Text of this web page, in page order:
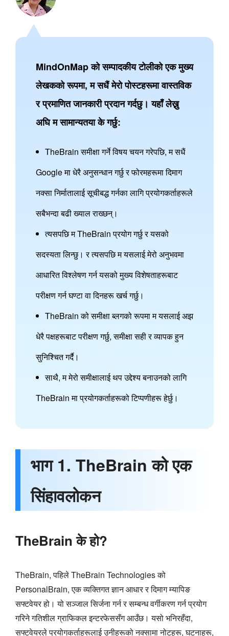
MindOnMap को सम्पादकीय टोलीको एक मुख्य
लेखकको रूपमा, म सधैं मेरो पोस्टहरूमा वास्तविक
र प्रमाणित जानकारी प्रदान गर्दछु। यहाँ लेख्नु
अघि म सामान्यतया के गर्छु:
TheBrain समीक्षा गर्ने विषय चयन गरेपछि, म सधैं
Google मा धेरै अनुसन्धान गर्छु र फोरमहरूमा दिमाग
नक्सा निर्मातालाई सूचीबद्ध गर्नका लागि प्रयोगकर्ताहरूले
सबैभन्दा बढी ख्याल राख्छन्।
त्यसपछि म TheBrain प्रयोग गर्छु र यसको
सदस्यता लिन्छु। र त्यसपछि म यसलाई मेरो अनुभवमा
आधारित विश्लेषण गर्न यसको मुख्य विशेषताहरूबाट
परीक्षण गर्न घण्टा वा दिनहरू खर्च गर्छु।
TheBrain को समीक्षा ब्लगको रूपमा म यसलाई अझ
धेरै पक्षहरूबाट परीक्षण गर्छु, समीक्षा सही र व्यापक हुन
सुनिश्चित गर्दै।
साथै, म मेरो समीक्षालाई थप उद्देश्य बनाउनको लागि
TheBrain मा प्रयोगकर्ताहरूको टिप्पणीहरू हेर्छु।
भाग 1. TheBrain को एक
सिंहावलोकन
TheBrain के हो?
TheBrain, पहिले TheBrain Technologies को
PersonalBrain, एक व्यक्तिगत ज्ञान आधार र दिमाग म्यापिङ
सफ्टवेयर हो। यो सञ्जाल सिर्जना गर्न र सम्बन्ध वर्गीकरण गर्न प्रयोग
गरिने गतिशील ग्राफिकल इन्टरफेससँग आउँछ। यसो भनिरहँदा,
सफ्टवेयरले प्रयोगकर्ताहरूलाई उनीहरूको नक्सामा नोटहरू, घटनाहरू,